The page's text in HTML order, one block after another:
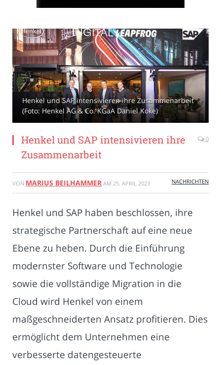
Henkel und SAP intensivieren ihre Zusammenarbeit
(Foto: Henkel AG & Co. KGaA Daniel Koke)
Henkel und SAP intensivieren ihre
Zusammenarbeit
0
VON MARIUS BEILHAMMER AM 25. APRIL 2023 NACHRICHTEN
Henkel und SAP haben beschlossen, ihre
strategische Partnerschaft auf eine neue
Ebene zu heben. Durch die Einführung
modernster Software und Technologie
sowie die vollständige Migration in die
Cloud wird Henkel von einem
maßgeschneiderten Ansatz profitieren. Dies
ermöglicht dem Unternehmen eine
verbesserte datengesteuerte